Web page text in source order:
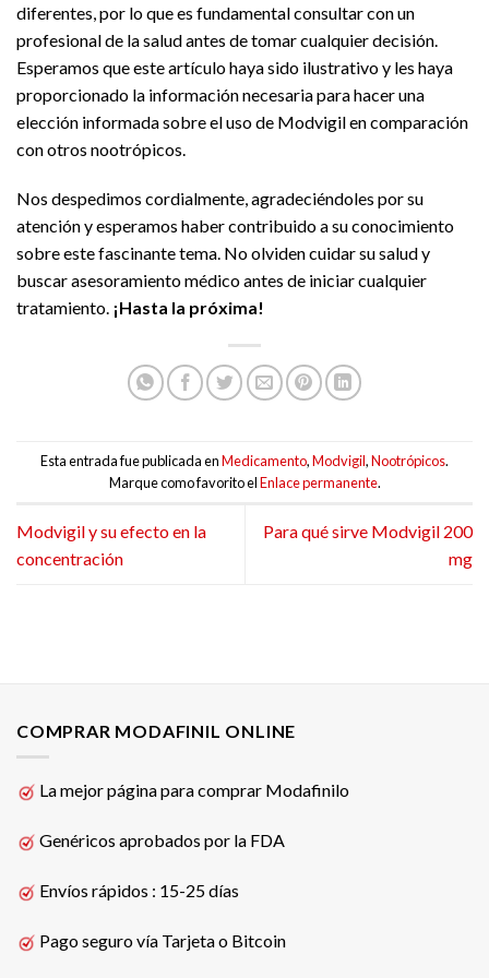
diferentes, por lo que es fundamental consultar con un
profesional de la salud antes de tomar cualquier decisión.
Esperamos que este artículo haya sido ilustrativo y les haya
proporcionado la información necesaria para hacer una
elección informada sobre el uso de Modvigil en comparación
con otros nootrópicos.
Nos despedimos cordialmente, agradeciéndoles por su
atención y esperamos haber contribuido a su conocimiento
sobre este fascinante tema. No olviden cuidar su salud y
buscar asesoramiento médico antes de iniciar cualquier
tratamiento. ¡Hasta la próxima!
Esta entrada fue publicada enMedicamento,Modvigil,Nootrópicos.
Marque como favorito elEnlace permanente.
Modvigil y su efecto en la
concentración
Para qué sirve Modvigil 200
mg
COMPRAR MODAFINIL ONLINE
La mejor página para comprar Modafinilo
Genéricos aprobados por la FDA
Envíos rápidos : 15-25 días
Pago seguro vía Tarjeta o Bitcoin